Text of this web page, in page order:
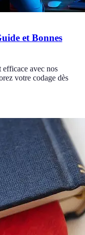
et Bonnes
avec nos
votre codage dès